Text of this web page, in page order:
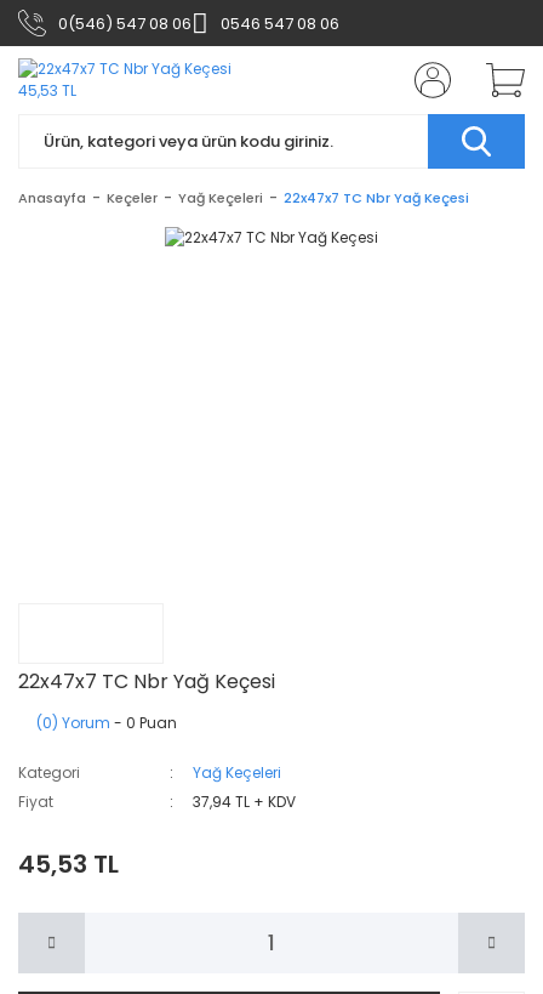
0(546) 547 08 06 0546 547 08 06
Anasayfa Keçeler Yağ Keçeleri 22x47x7 TC Nbr Yağ Keçesi
22x47x7 TC Nbr Yağ Keçesi
(0) Yorum - 0 Puan
Kategori
Yağ Keçeleri
Fiyat
37,94 TL + KDV
45,53 TL